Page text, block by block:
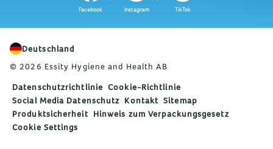
Facebook Instagram TikTok
Deutschland
© 2026 Essity Hygiene and Health AB
Datenschutzrichtlinie Cookie-Richtlinie
Social Media Datenschutz Kontakt Sitemap
Produktsicherheit Hinweis zum Verpackungsgesetz
Cookie Settings